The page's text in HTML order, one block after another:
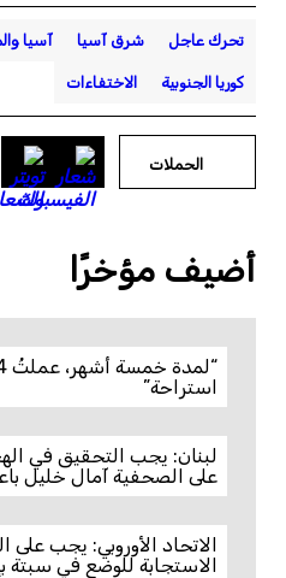
تحرك عاجل شرق آسيا آسيا
كوريا الجنوبية الاختفاءات
الحملات
أضيف مؤخرًا
استراحة”
لبنان: يجب التحقيق في
على الصحفية آمال خليل
الاتحاد الأوروبي: يجب على
الاستجابة للوضع في سبتة